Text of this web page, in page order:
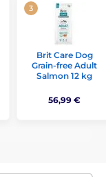
Brit Care Dog
Grain-free Adult
Salmon 12 kg
56,99 €